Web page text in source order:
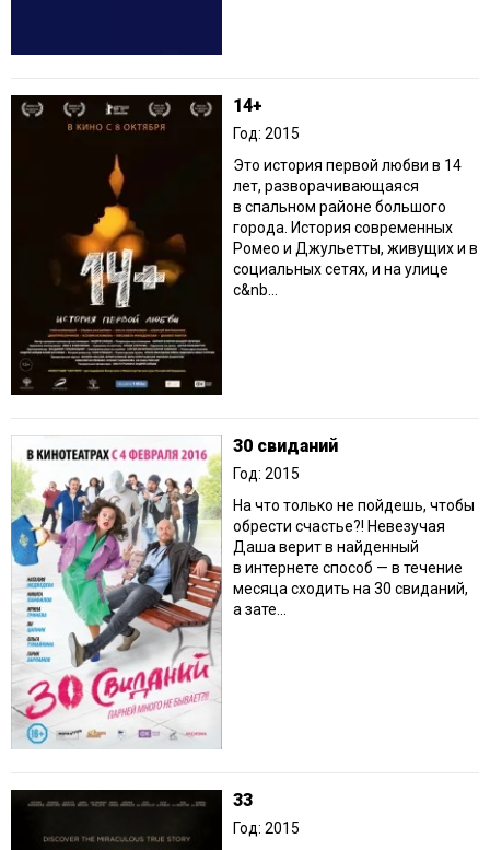
14+
Год: 2015
Это история первой любви в 14
лет, разворачивающаяся
в спальном районе большого
города. История современных
Ромео и Джульетты, живущих и в
социальных сетях, и на улице
с&nb...
30 свиданий
Год: 2015
На что только не пойдешь, чтобы
обрести счастье?! Невезучая
Даша верит в найденный
в интернете способ — в течение
месяца сходить на 30 свиданий,
а зате...
33
Год: 2015